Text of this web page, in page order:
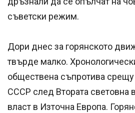
съветски режим.
Дори днес за горянското
твърде малко.
обществена съпротива
СССР след Втората световна
власт в Източна Европа.